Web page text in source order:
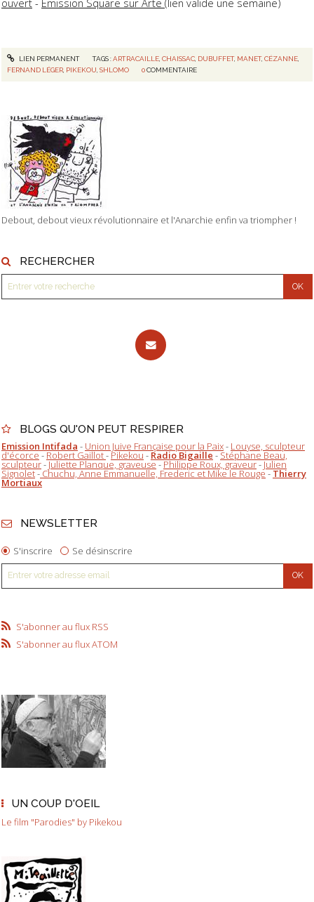
Debout, debout vieux révolutionnaire et l'Anarchie enfin va triompher !
RECHERCHER
BLOGS QU'ON PEUT RESPIRER
Emission Intifada - Union Juive Française pour la Paix- Louyse, sculpteur
d'écorce-Robert Gaillot-Pikekou-Radio Bigaille-Stéphane Beau,
sculpteur-Juliette Planque, graveuse-Philippe Roux, graveur-Julien
Signolet-Chuchu, Anne Emmanuelle, Frederic et Mike le Rouge-Thierry
Mortiaux
NEWSLETTER
S'inscrire Se désinscrire
S'abonner au flux RSS
S'abonner au flux ATOM
ouvert - Emission Square sur Arte (lien valide une semaine)
LIEN PERMANENT TAGS :ARTRACAILLE, CHAISSAC, DUBUFFET, MANET, CÉZANNE,
FERNAND LÉGER PIKEKOU ,SHLOMO 0 COMMENTAIRE
UN COUP D'OEIL
Le film "Parodies" by Pikekou